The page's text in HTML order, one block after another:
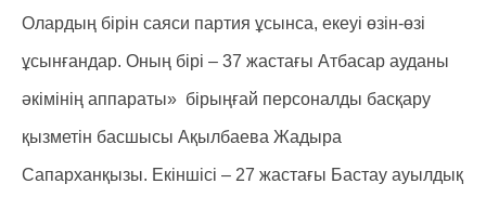
Олардың бірін саяси партия ұсынса, екеуі өзін-өзі
ұсынғандар. Оның бірі – 37 жастағы Атбасар ауданы
әкімінің аппараты» бірыңғай персоналды басқару
қызметін басшысы Ақылбаева Жадыра
Сапарханқызы. Екіншісі – 27 жастағы Бастау ауылдық